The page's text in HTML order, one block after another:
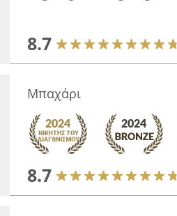
8.7
Μπαχάρι
8.7